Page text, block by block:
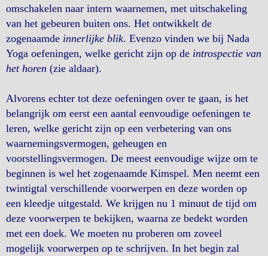
omschakelen naar intern waarnemen, met uitschakeling
van het gebeuren buiten ons. Het ontwikkelt de
zogenaamde innerlijke blik. Evenzo vinden we bij Nada
Yoga oefeningen, welke gericht zijn op de introspectie van
het horen (zie aldaar).
Alvorens echter tot deze oefeningen over te gaan, is het
belangrijk om eerst een aantal eenvoudige oefeningen te
leren, welke gericht zijn op een verbetering van ons
waarnemingsvermogen, geheugen en
voorstellingsvermogen. De meest eenvoudige wijze om te
beginnen is wel het zogenaamde Kimspel. Men neemt een
twintigtal verschillende voorwerpen en deze worden op
een kleedje uitgestald. We krijgen nu 1 minuut de tijd om
deze voorwerpen te bekijken, waarna ze bedekt worden
met een doek. We moeten nu proberen om zoveel
mogelijk voorwerpen op te schrijven. In het begin zal